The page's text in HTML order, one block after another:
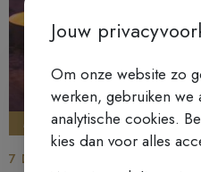
MINICONFERENTIES
7 DECEMBER 2025 - HET
Jouw
Om onze website zo
werken, gebruiken we
analytische cookies.
kies dan voor alles